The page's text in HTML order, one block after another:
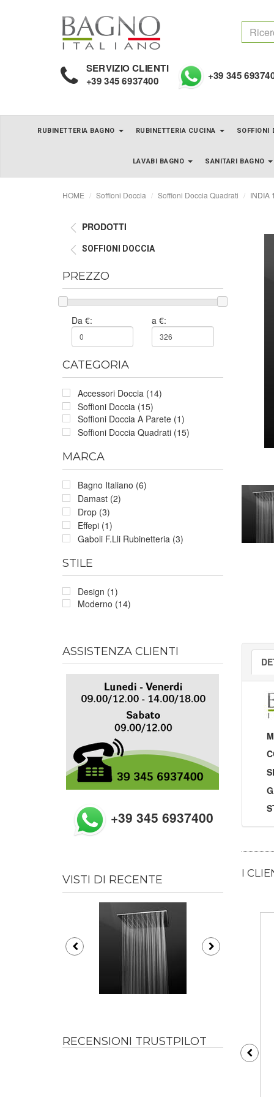
SERVIZIO CLIENTI
+39 345 6937400 +39 345
RUBINETTERIA BAGNO RUBINETTERIA CUCINA SOFFIONI
LAVABI BAGNO SANITARI BAGNO
HOME Soffioni Doccia Soffioni Doccia Quadrati INDIA
PRODOTTI
SOFFIONI DOCCIA
PREZZO
Da €: a €:
CATEGORIA
Accessori Doccia (14)
Soffioni Doccia (15)
Soffioni Doccia A Parete (1)
Soffioni Doccia Quadrati (15)
MARCA
Bagno Italiano (6)
Damast (2)
Drop (3)
Effepi (1)
Gaboli F.Lli Rubinetteria (3)
STILE
Design (1)
Moderno (14)
ASSISTENZA CLIENTI
+39 345 6937400
VISTI DI RECENTE
RECENSIONI TRUSTPILOT
I